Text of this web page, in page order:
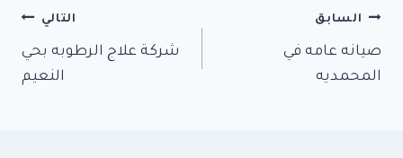
تصفّح
المقالات
السابق
صيانه عامه في
المحمديه
التالي
شركة علاج الرطوبه بحي
النعيم